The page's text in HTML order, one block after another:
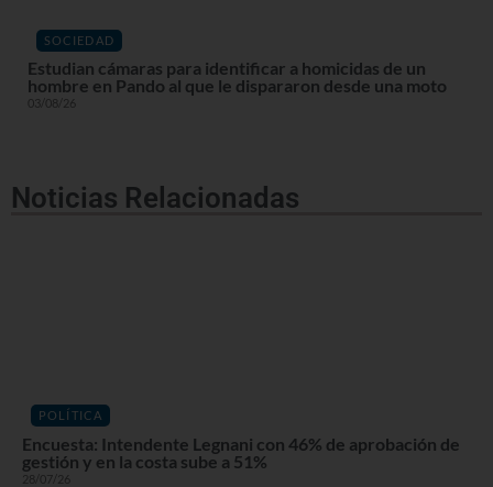
SOCIEDAD
Estudian cámaras para identificar a homicidas de un
hombre en Pando al que le dispararon desde una moto
03/08/26
Noticias Relacionadas
POLÍTICA
Encuesta: Intendente Legnani con 46% de aprobación de
gestión y en la costa sube a 51%
28/07/26